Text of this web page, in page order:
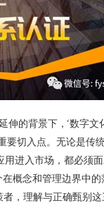
伸的背景下，‘数字文
要切入点。无论是传
用进入市场，都必须
概念和管理边界中的
，理解与正确甄别这